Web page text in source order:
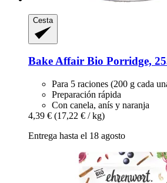
Cesta
Bake Affair Bio Porridge,
Para 5 raciones (200 g cada
Preparación rápida
Con canela, anís y naranja
4,39 € (17,22 € / kg)
Entrega hasta el 18 agosto